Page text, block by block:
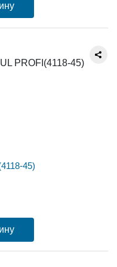
45)